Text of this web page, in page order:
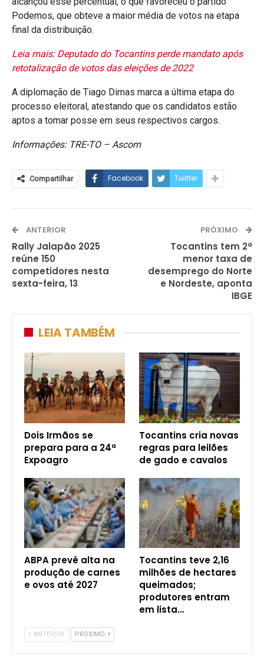
Podemos, que obteve a maior média de votos na etapa
final da distribuição.
Leia mais: Deputado do Tocantins perde mandato após
retotalização de votos das eleições de 2022
A diplomação de Tiago Dimas marca a última etapa do
processo eleitoral, atestando que os candidatos estão
aptos a tomar posse em seus respectivos cargos.
Informações: TRE-TO – Ascom
Compartilhar Facebook Twitter
ANTERIOR
Rally Jalapão 2025
reúne 150
competidores nesta
sexta-feira, 13
PRÓXIMO
Tocantins tem 2ª
menor taxa de
desemprego do Norte
e Nordeste, aponta
IBGE
LEIA TAMBÉM
Dois Irmãos se
prepara para a 24ª
Expoagro
Tocantins cria novas
regras para leilões
de gado e cavalos
ABPA prevê alta na
produção de carnes
e ovos até 2027
Tocantins teve 2,16
milhões de hectares
queimados;
produtores entram
em lista…
ANTERIOR PRÓXIMO